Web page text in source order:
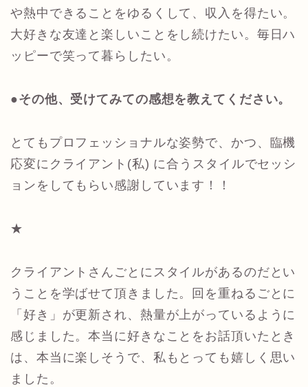
や熱中できることをゆるくして、収入を得たい。
大好きな友達と楽しいことをし続けたい。毎日ハ
ッピーで笑って暮らしたい。
●その他、受けてみての感想を教えてください。
とてもプロフェッショナルな姿勢で、かつ、臨機
応変にクライアント(私) に合うスタイルでセッシ
ョンをしてもらい感謝しています！！
★
クライアントさんごとにスタイルがあるのだとい
うことを学ばせて頂きました。回を重ねるごとに
「好き」が更新され、熱量が上がっているように
感じました。本当に好きなことをお話頂いたとき
は、本当に楽しそうで、私もとっても嬉しく思い
ました。